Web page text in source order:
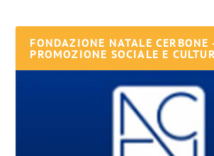
FONDAZIONE NATALE CERBONE
PROMOZIONE SOCIALE E